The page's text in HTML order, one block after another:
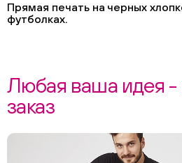
Прямая печать на черных
футболках.
Любая ваша идея
заказ